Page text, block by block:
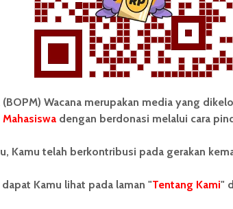
pers mahasiswa
oleh mahasiswa
Utara (USU).
Info Iklan
Wacana merupakan media yang
dengan berdonasi melalui cara
Kamu telah berkontribusi pada gerakan
Kamu lihat pada laman "Tentang Kami"